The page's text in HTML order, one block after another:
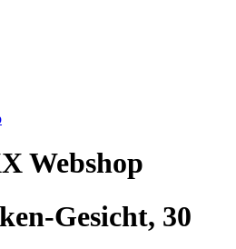
Webshop
Gesicht, 30